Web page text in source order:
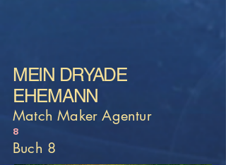
MEIN DRYADE
EHEMANN
Match Maker Agentur
8
Buch 8